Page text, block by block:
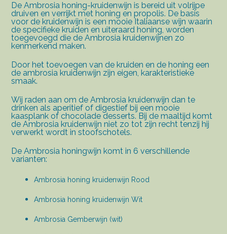
De Ambrosia honing-kruidenwijn is bereid uit volrijpe
druiven en verrijkt met honing en propolis. De basis
voor de kruidenwijn is een mooie Italiaanse wijn waarin
de specifieke kruiden en uiteraard honing, worden
toegevoegd die de Ambrosia kruidenwijnen zo
kenmerkend maken.
Door het toevoegen van de kruiden en de honing een
de ambrosia kruidenwijn zijn eigen, karakteristieke
smaak.
Wij raden aan om de Ambrosia kruidenwijn dan te
drinken als aperitief of digestief bij een mooie
kaasplank of chocolade desserts. Bij de maaltijd komt
de Ambrosia kruidenwijn niet zo tot zijn recht tenzij hij
verwerkt wordt in stoofschotels.
De Ambrosia honingwijn komt in 6 verschillende
varianten:
Ambrosia honing kruidenwijn Rood
Ambrosia honing kruidenwijn Wit
Ambrosia Gemberwijn (wit)